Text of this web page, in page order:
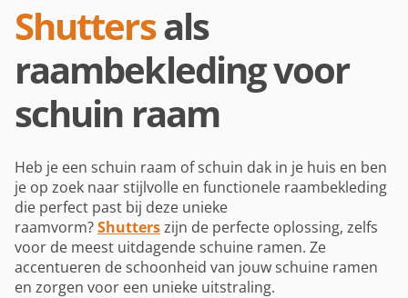
Shuttersals
raambekleding voor
schuin raam
Heb je een schuin raam of schuin dak in je huis en ben
je op zoek naar stijlvolle en functionele raambekleding
die perfect past bij deze unieke
raamvorm?Shutterszijn de perfecte oplossing, zelfs
voor de meest uitdagende schuine ramen. Ze
accentueren de schoonheid van jouw schuine ramen
en zorgen voor een unieke uitstraling.